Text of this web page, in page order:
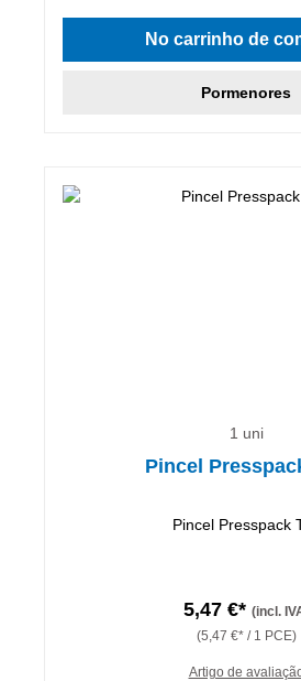
No carrinho de
Pormenores
1 uni
Pincel
Pincel Presspack
5,47 €* (incl.
(5,47 €* / 1 PCE)
Artigo de